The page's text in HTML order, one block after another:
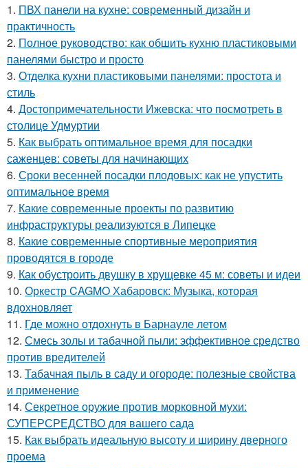
1. ПВХ панели на кухне: современный дизайн и
практичность
2. Полное руководство: как обшить кухню пластиковыми
панелями быстро и просто
3. Отделка кухни пластиковыми панелями: простота и
стиль
4. Достопримечательности Ижевска: что посмотреть в
столице Удмуртии
5. Как выбрать оптимальное время для посадки
саженцев: советы для начинающих
6. Сроки весенней посадки плодовых: как не упустить
оптимальное время
7. Какие современные проекты по развитию
инфраструктуры реализуются в Липецке
8. Какие современные спортивные мероприятия
проводятся в городе
9. Как обустроить двушку в хрущевке 45 м: советы и идеи
10. Оркестр CAGMO Хабаровск: Музыка, которая
вдохновляет
11. Где можно отдохнуть в Барнауле летом
12. Смесь золы и табачной пыли: эффективное средство
против вредителей
13. Табачная пыль в саду и огороде: полезные свойства
и применение
14. Секретное оружие против морковной мухи:
СУПЕРСРЕДСТВО для вашего сада
15. Как выбрать идеальную высоту и ширину дверного
проема